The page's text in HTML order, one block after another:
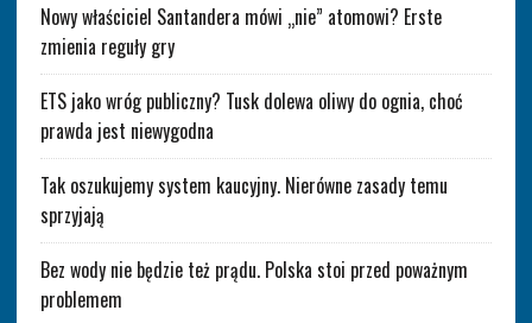
Nowy właściciel Santandera mówi „nie” atomowi? Erste
zmienia reguły gry
ETS jako wróg publiczny? Tusk dolewa oliwy do ognia, choć
prawda jest niewygodna
Tak oszukujemy system kaucyjny. Nierówne zasady temu
sprzyjają
Bez wody nie będzie też prądu. Polska stoi przed poważnym
problemem